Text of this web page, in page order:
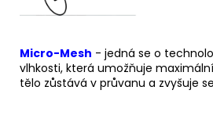
Micro-Mesh - jedná se o
vlhkosti, která umožňuje
tělo zůstává v průvanu a zvyšuje